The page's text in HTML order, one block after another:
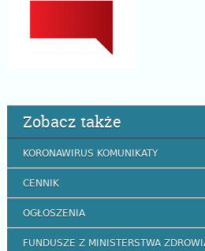
Zobacz także
KORONAWIRUS KOMUNIKATY
CENNIK
OGŁOSZENIA
FUNDUSZE Z MINISTERSTWA